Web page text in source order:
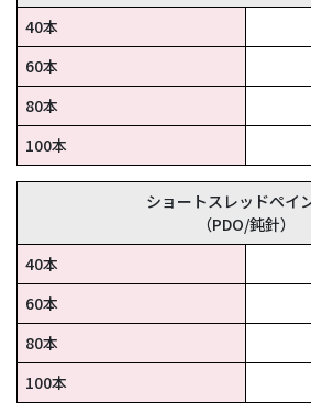
40本
60本
80本
100本
ショートスレッドペイ
（PDO/鈍針）
40本
60本
80本
100本